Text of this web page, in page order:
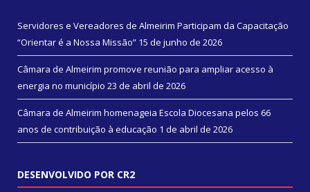
Servidores e Vereadores de Almeirim Participam da Capacitação
“Orientar é a Nossa Missão” 15 de junho de 2026
Câmara de Almeirim promove reunião para ampliar acesso à
energia no município 23 de abril de 2026
Câmara de Almeirim homenageia Escola Diocesana pelos 66
anos de contribuição à educação 1 de abril de 2026
DESENVOLVIDO POR CR2